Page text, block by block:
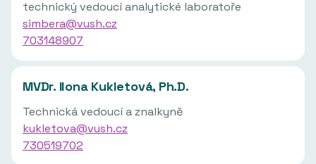
technický vedoucí analytické laboratoře
simbera@vush.cz
703148907
MVDr. Ilona Kukletová, Ph.D.
Technická vedoucí a znalkyně
kukletova@vush.cz
730519702